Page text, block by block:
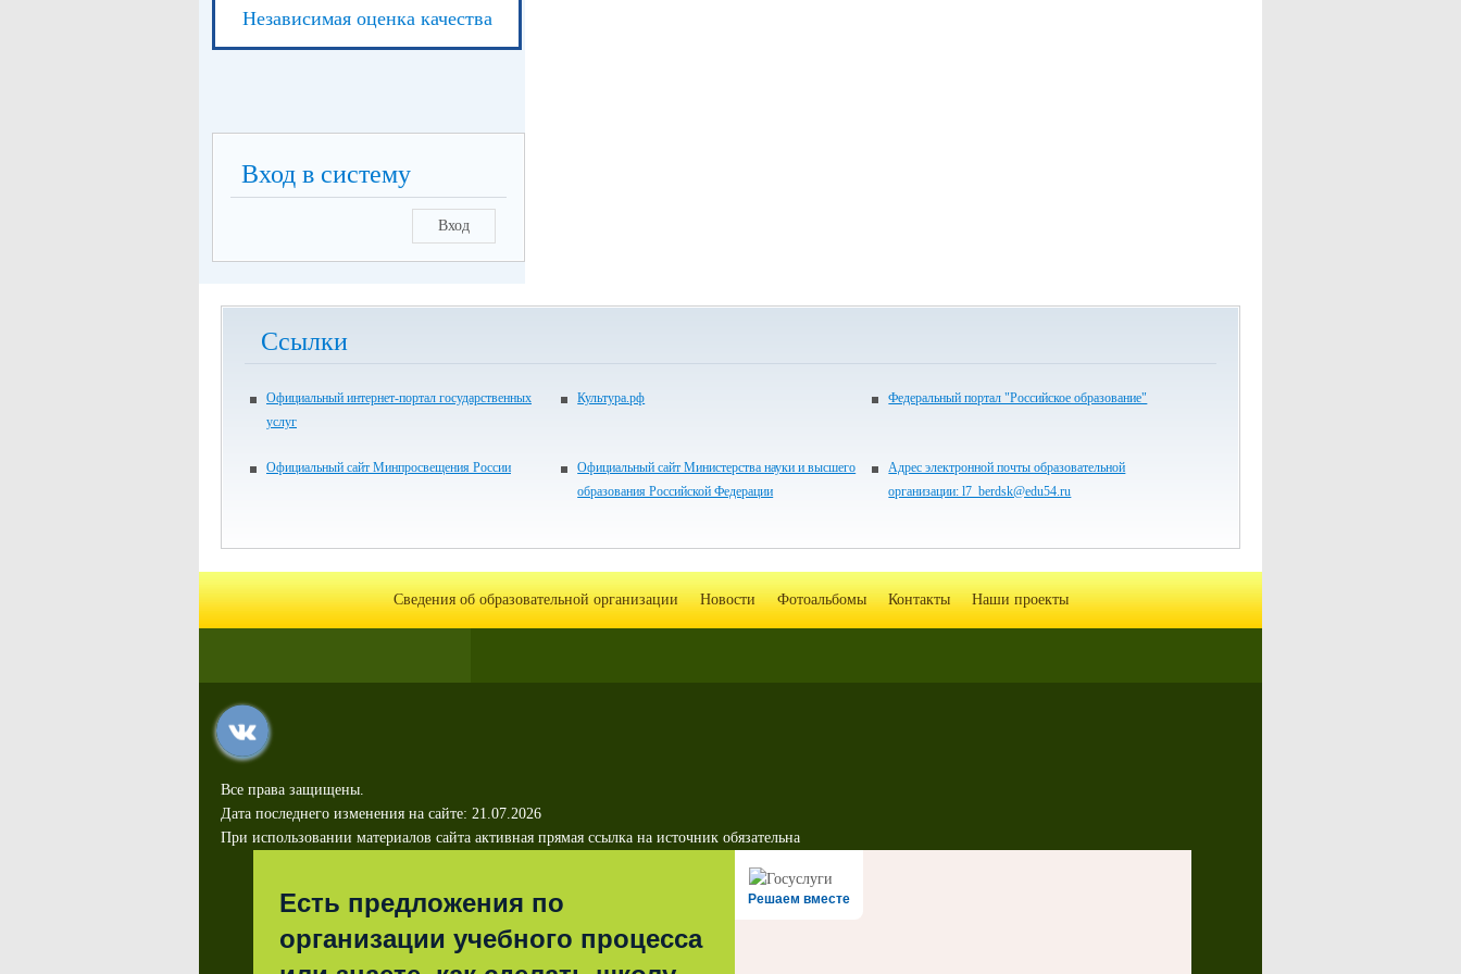
Независимая оценка качества
Вход в систему
Вход
Ссылки
Официальный интернет-портал государственных
услуг
Культура.рф Федеральный портал "Российское образование"
Официальный сайт Минпросвещения России
Официальный сайт Министерства науки и высшего
образования Российской Федерации
Адрес электронной почты образовательной
организации: l7_berdsk@edu54.ru
Сведения об образовательной организации Новости Фотоальбомы Контакты Наши проекты
Все права защищены.
Дата последнего изменения на сайте: 21.07.2026
При использовании материалов сайта активная прямая ссылка на источник обязательна
Решаем вместе
Есть предложения по
организации учебного процесса